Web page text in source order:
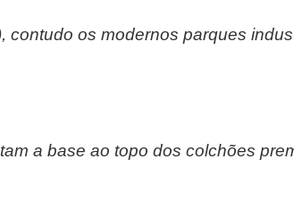
contudo os modernos parques
a base ao topo dos colchões